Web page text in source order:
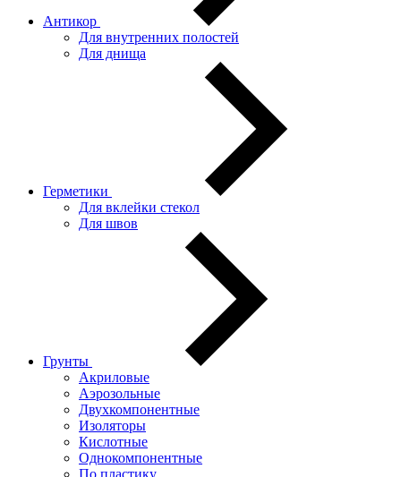
Антикор
Для внутренних полостей
Для днища
Герметики
Для вклейки стекол
Для швов
Грунты
Акриловые
Аэрозольные
Двухкомпонентные
Изоляторы
Кислотные
Однокомпонентные
По пластику